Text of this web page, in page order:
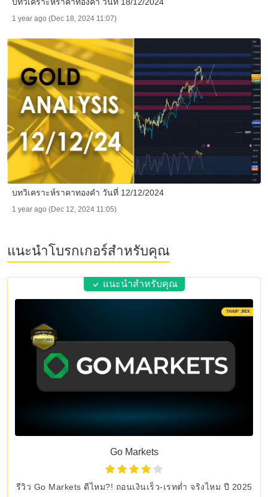
1 year ago (Dec 18, 2024 11:07)
บทวิเคราะห์ราคาทองคำ วันที่ 12/12/2024
1 year ago (Dec 12, 2024 11:05)
แนะนำโบรกเกอร์สำหรับคุณ
แนะนำสำหรับคุณ
Go Markets
รีวิว Go Markets ดีไหม?! ถอนเงินเร็ว-เรทต่ำ จริงไหม ปี 2025